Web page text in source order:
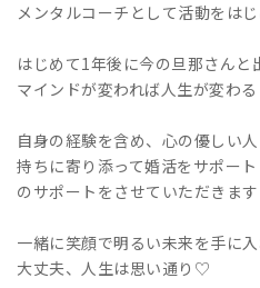
メンタルコーチとして活動をはじ
はじめて1年後に今の旦那さんと
マインドが変われば人生が変わる
自身の経験を含め、心の優しい
持ちに寄り添って婚活をサポー
のサポートをさせていただきます
一緒に笑顔で明るい未来を手に
大丈夫、人生は思い通り♡